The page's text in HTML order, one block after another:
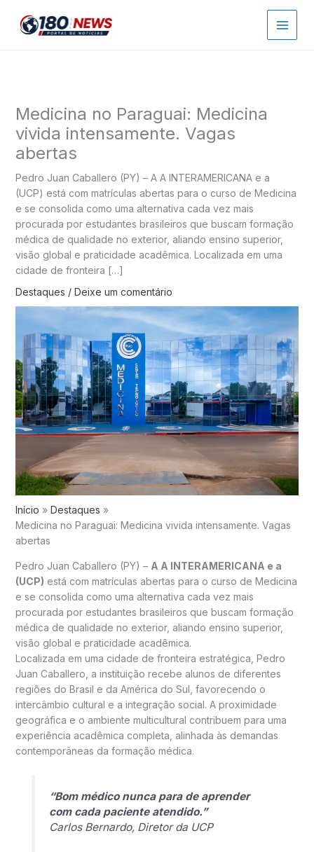
para
Medicina no Paraguai: Medicina
vivida intensamente. Vagas
abertas
Pedro Juan Caballero (PY) – A A INTERAMERICANA e a
(UCP) está com matrículas abertas para o curso de Medicina
e se consolida como uma alternativa cada vez mais
procurada por estudantes brasileiros que buscam formação
médica de qualidade no exterior, aliando ensino superior,
visão global e praticidade acadêmica. Localizada em uma
cidade de fronteira […]
Destaques / Deixe um comentário
Início
Destaques
Medicina no Paraguai: Medicina vivida intensamente. Vagas
abertas
Pedro Juan Caballero (PY) – A A INTERAMERICANA e a
(UCP) está com matrículas abertas para o curso de Medicina
e se consolida como uma alternativa cada vez mais
procurada por estudantes brasileiros que buscam formação
médica de qualidade no exterior, aliando ensino superior,
visão global e praticidade acadêmica.
Localizada em uma cidade de fronteira estratégica, Pedro
Juan Caballero, a instituição recebe alunos de diferentes
regiões do Brasil e da América do Sul, favorecendo o
intercâmbio cultural e a integração social. A proximidade
geográfica e o ambiente multicultural contribuem para uma
experiência acadêmica completa, alinhada às demandas
contemporâneas da formação médica.
“Bom médico nunca para de aprender
com cada paciente atendido.”
Carlos Bernardo, Diretor da UCP